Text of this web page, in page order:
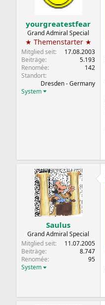
yourgreatestfear
Grand Admiral Special
★ Themenstarter ★
Mitglied seit
17.08.2003
Beiträge
5.193
Renomée
142
Standort
Dresden - Germany
System
Saulus
Grand Admiral Special
Mitglied seit
11.07.2005
Beiträge
8.747
Renomée
95
System